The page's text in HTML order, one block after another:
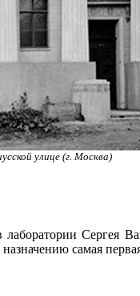
улице (г. Москва)
Сергея
назначению самая